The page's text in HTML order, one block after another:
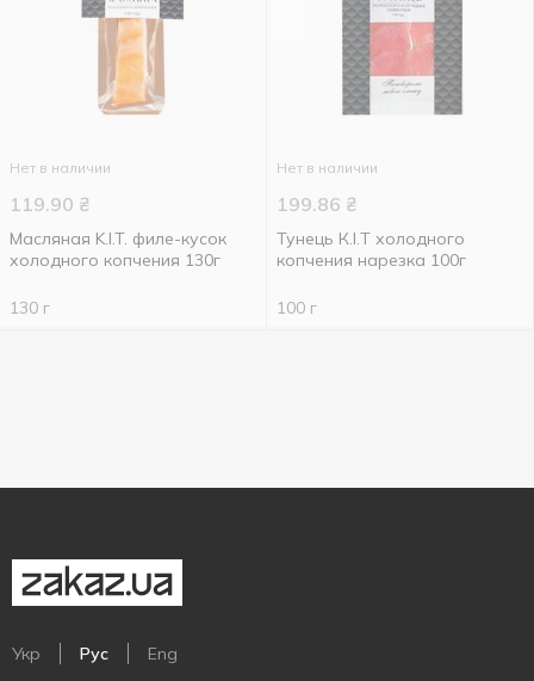
Нет в наличии
119.90 ₴
Масляная K.I.T. филе-кусок
холодного копчения 130г
130 г
Нет в наличии
199.86 ₴
Тунець К.І.Т холодного
копчения нарезка 100г
100 г
Укр Рус Eng